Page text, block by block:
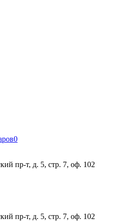
0
пр-т, д. 5, стр. 7, оф. 102
пр-т, д. 5, стр. 7, оф. 102